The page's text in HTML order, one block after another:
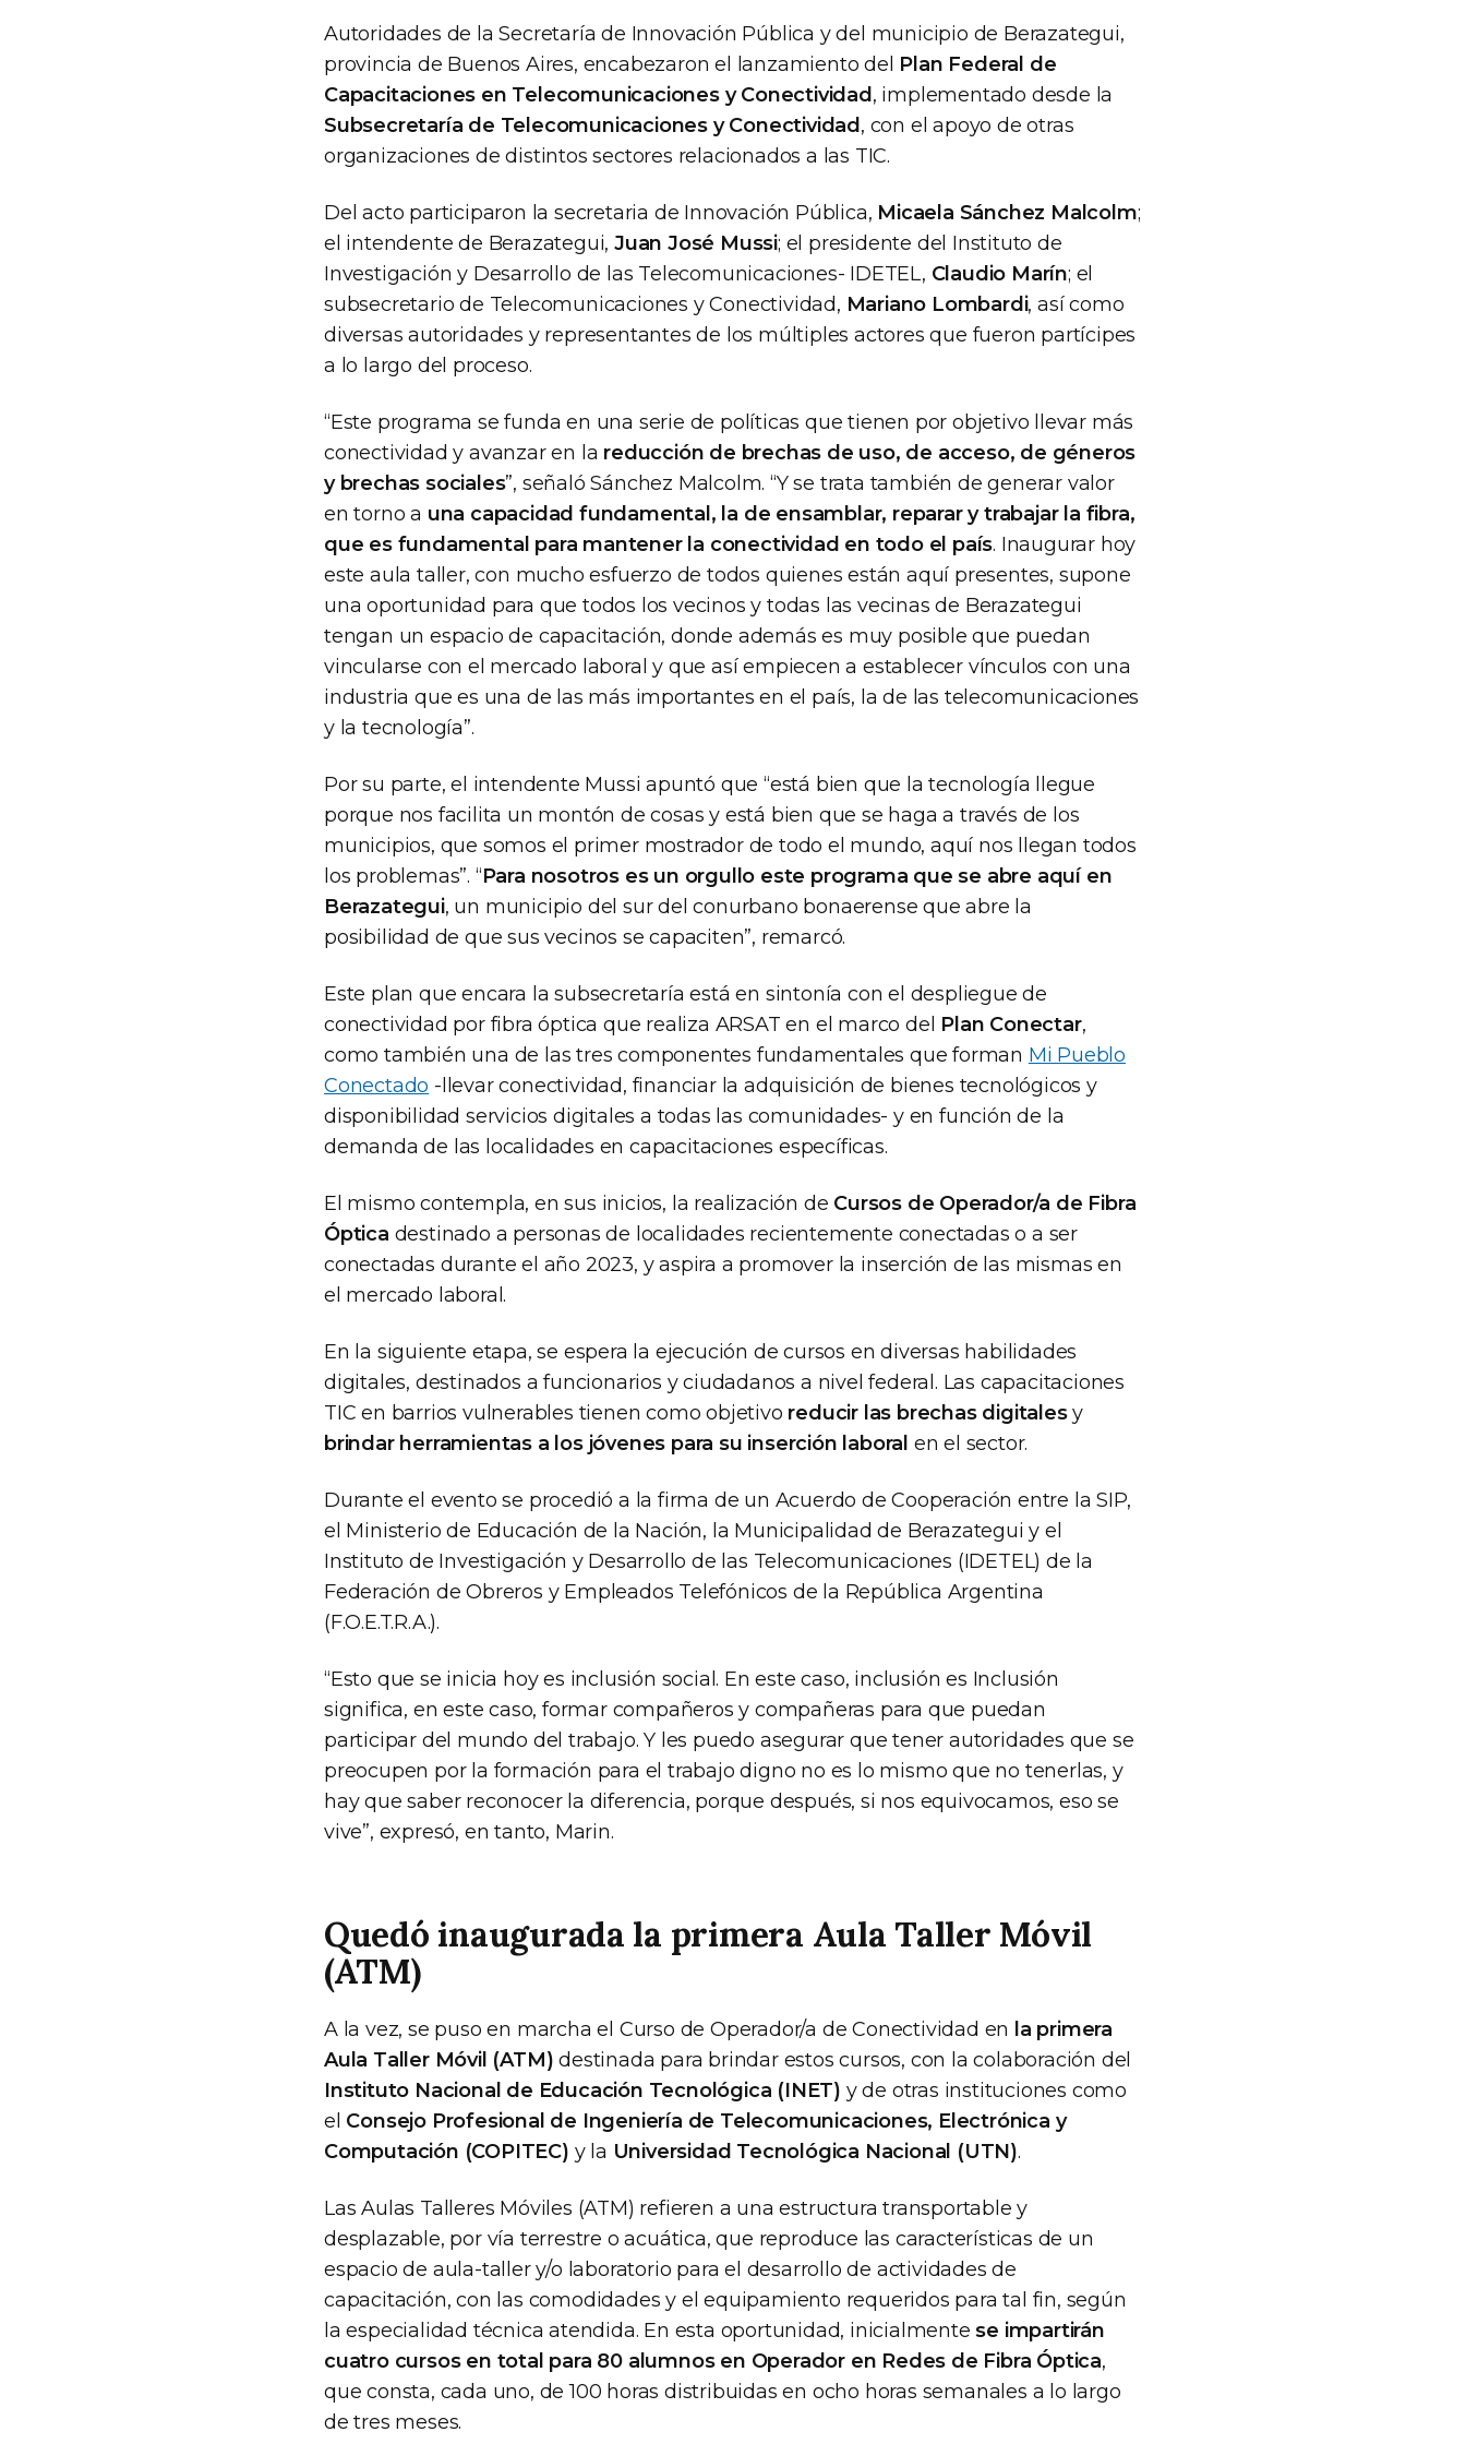
Autoridades de la Secretaría de Innovación Pública y del municipio de Berazategui,
provincia de Buenos Aires, encabezaron el lanzamiento del Plan Federal de
Capacitaciones en Telecomunicaciones y Conectividad , implementado desde la
Subsecretaría de Telecomunicaciones y Conectividad , con el apoyo de otras
organizaciones de distintos sectores relacionados a las TIC.
Del acto participaron la secretaria de Innovación Pública, Micaela Sánchez Malcolm;
el intendente de Berazategui,Juan José Mussi; el presidente del Instituto de
Investigación y Desarrollo de las Telecomunicaciones- IDETEL, Claudio Marín; el
subsecretario de Telecomunicaciones y Conectividad, Mariano Lombardi, así como
diversas autoridades y representantes de los múltiples actores que fueron partícipes
a lo largo del proceso.
“Este programa se funda en una serie de políticas que tienen por objetivo llevar más
conectividad y avanzar en la reducción de brechas de uso, de acceso, de géneros
y brechas sociales”, señaló Sánchez Malcolm. “Y se trata también de generar valor
en torno a una capacidad fundamental, la de ensamblar, reparar y trabajar la fibra,
que es fundamental para mantener la conectividad en todo el país. Inaugurar hoy
este aula taller, con mucho esfuerzo de todos quienes están aquí presentes, supone
una oportunidad para que todos los vecinos y todas las vecinas de Berazategui
tengan un espacio de capacitación, donde además es muy posible que puedan
vincularse con el mercado laboral y que así empiecen a establecer vínculos con una
industria que es una de las más importantes en el país, la de las telecomunicaciones
y la tecnología”.
Por su parte, el intendente Mussi apuntó que “está bien que la tecnología llegue
porque nos facilita un montón de cosas y está bien que se haga a través de los
municipios, que somos el primer mostrador de todo el mundo, aquí nos llegan todos
los problemas”. “Para nosotros es un orgullo este programa que se abre aquí en
Berazategui, un municipio del sur del conurbano bonaerense que abre la
posibilidad de que sus vecinos se capaciten”, remarcó.
Este plan que encara la subsecretaría está en sintonía con el despliegue de
conectividad por fibra óptica que realiza ARSAT en el marco del Plan Conectar,
como también una de las tres componentes fundamentales que forman Mi Pueblo
Conectado -llevar conectividad, financiar la adquisición de bienes tecnológicos y
disponibilidad servicios digitales a todas las comunidades- y en función de la
demanda de las localidades en capacitaciones específicas.
El mismo contempla, en sus inicios, la realización de Cursos de Operador/a de Fibra
Óptica destinado a personas de localidades recientemente conectadas o a ser
conectadas durante el año 2023, y aspira a promover la inserción de las mismas en
el mercado laboral.
En la siguiente etapa, se espera la ejecución de cursos en diversas habilidades
digitales, destinados a funcionarios y ciudadanos a nivel federal. Las capacitaciones
TIC en barrios vulnerables tienen como objetivo reducir las brechas digitalesy
brindar herramientas a los jóvenes para su inserción laboral en el sector.
Durante el evento se procedió a la firma de un Acuerdo de Cooperación entre la SIP,
el Ministerio de Educación de la Nación, la Municipalidad de Berazategui y el
Instituto de Investigación y Desarrollo de las Telecomunicaciones (IDETEL) de la
Federación de Obreros y Empleados Telefónicos de la República Argentina
(F.O.E.T.R.A.).
“Esto que se inicia hoy es inclusión social. En este caso, inclusión es Inclusión
significa, en este caso, formar compañeros y compañeras para que puedan
participar del mundo del trabajo. Y les puedo asegurar que tener autoridades que se
preocupen por la formación para el trabajo digno no es lo mismo que no tenerlas, y
hay que saber reconocer la diferencia, porque después, si nos equivocamos, eso se
vive”, expresó, en tanto, Marin.
Quedó inaugurada la primera Aula Taller Móvil
(ATM)
A la vez, se puso en marcha el Curso de Operador/a de Conectividad en la primera
Aula Taller Móvil (ATM) destinada para brindar estos cursos, con la colaboración del
Instituto Nacional de Educación Tecnológica (INET) y de otras instituciones como
el Consejo Profesional de Ingeniería de Telecomunicaciones, Electrónica y
Computación (COPITEC) y la Universidad Tecnológica Nacional (UTN).
Las Aulas Talleres Móviles (ATM) refieren a una estructura transportable y
desplazable, por vía terrestre o acuática, que reproduce las características de un
espacio de aula-taller y/o laboratorio para el desarrollo de actividades de
capacitación, con las comodidades y el equipamiento requeridos para tal fin, según
la especialidad técnica atendida. En esta oportunidad, inicialmentese impartirán
cuatro cursos en total para 80 alumnos en Operador en Redes de Fibra Óptica,
que consta, cada uno, de 100 horas distribuidas en ocho horas semanales a lo largo
de tres meses.